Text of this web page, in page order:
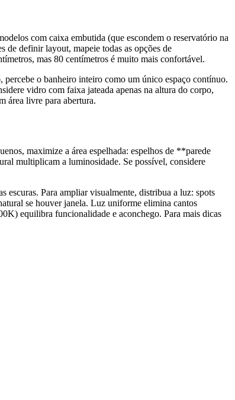
com caixa embutida (que escondem o reservatório na
de definir layout, mapeie todas as opções de
mas 80 centímetros é muito mais confortável.
o banheiro inteiro como um único espaço contínuo.
vidro com faixa jateada apenas na altura do corpo,
área livre para abertura.
maximize a área espelhada: espelhos de **parede
multiplicam a luminosidade. Se possível, considere
Para ampliar visualmente, distribua a luz: spots
se houver janela. Luz uniforme elimina cantos
equilibra funcionalidade e aconchego. Para mais dicas